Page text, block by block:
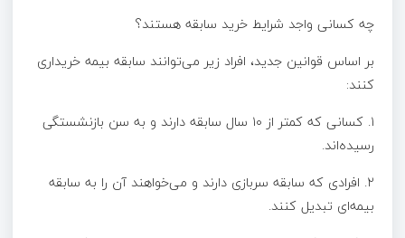
چه کسانی واجد شرایط خرید سابقه هستند؟
بر اساس قوانین جدید، افراد زیر می‌توانند سابقه بیمه خریداری
کنند:
۱. کسانی که کمتر از ۱۰ سال سابقه دارند و به سن بازنشستگی
رسیده‌اند.
۲. افرادی که سابقه سربازی دارند و می‌خواهند آن را به سابقه
بیمه‌ای تبدیل کنند.